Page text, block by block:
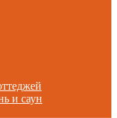
и саун